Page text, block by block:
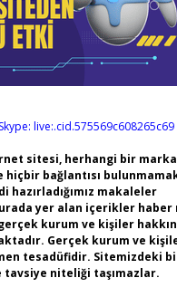
Skype: live:.cid.575569c608265c69
sitesi, herhangi bir
hiçbir bağlantısı
hazırladığımız makaleler
yer alan içerikler
kurum ve kişiler
Gerçek kurum ve
tesadüfidir. Sitemizdeki
niteliği taşımazlar.